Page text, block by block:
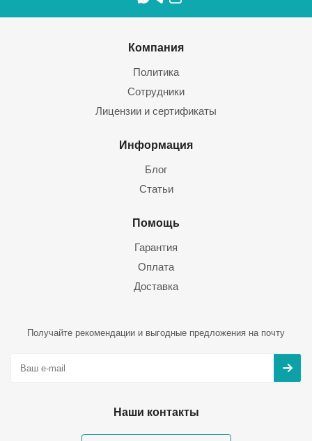
Компания
Политика
Сотрудники
Лицензии и сертификаты
Информация
Блог
Статьи
Помощь
Гарантия
Оплата
Доставка
Получайте рекомендации и выгодные предложения на почту
Наши контакты